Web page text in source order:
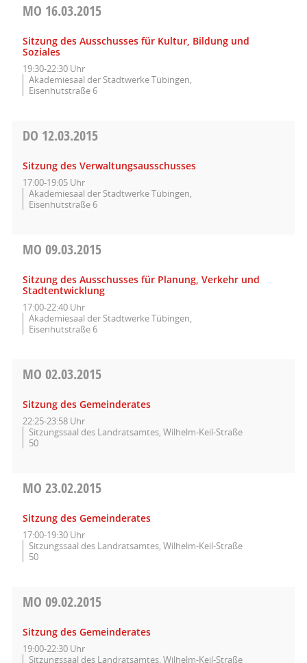
MO 16.03.2015
Sitzung des Ausschusses für Kultur, Bildung und
Soziales
19:30-22:30 Uhr
Akademiesaal der Stadtwerke Tübingen,
Eisenhutstraße 6
DO 12.03.2015
Sitzung des Verwaltungsausschusses
17:00-19:05 Uhr
Akademiesaal der Stadtwerke Tübingen,
Eisenhutstraße 6
MO 09.03.2015
Sitzung des Ausschusses für Planung, Verkehr und
Stadtentwicklung
17:00-22:40 Uhr
Akademiesaal der Stadtwerke Tübingen,
Eisenhutstraße 6
MO 02.03.2015
Sitzung des Gemeinderates
22:25-23:58 Uhr
Sitzungssaal des Landratsamtes, Wilhelm-Keil-Straße
50
MO 23.02.2015
Sitzung des Gemeinderates
17:00-19:30 Uhr
Sitzungssaal des Landratsamtes, Wilhelm-Keil-Straße
50
MO 09.02.2015
Sitzung des Gemeinderates
19:00-22:30 Uhr
Sitzungssaal des Landratsamtes, Wilhelm-Keil-Straße